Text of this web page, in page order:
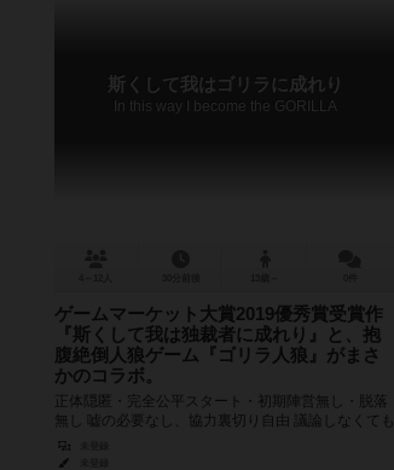
斯くして我はゴリラに成れり
In this way I become the GORILLA
ゲームマーケット大賞2019優秀賞受賞作
『斯くして我は独裁者に成れり』と、抱
腹絶倒人狼ゲーム『ゴリラ人狼』がまさ
かのコラボ。
正体隠匿・完全公平スタート・初期陣営無し・脱落
無し 嘘の必要なし、協力裏切り自由 議論しなくても
プレイ可で勝利も得られる！ そして私はゴリラにな
る！ ゲームマ...